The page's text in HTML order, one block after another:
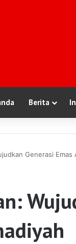
Berita
Generasi Emas